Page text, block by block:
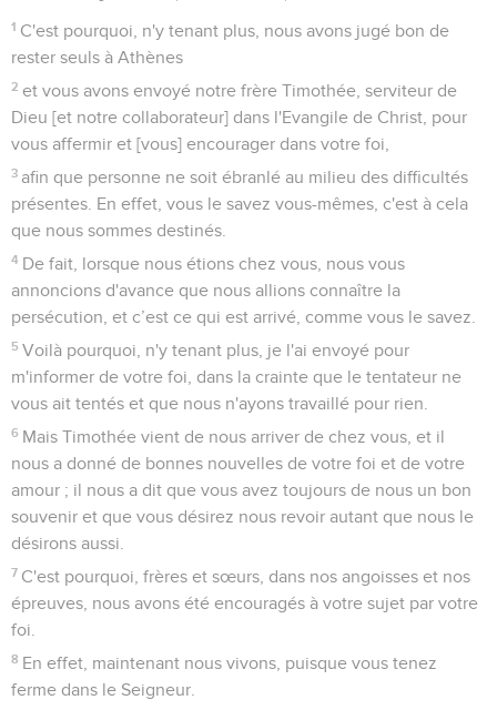
1 C'est pourquoi, n'y tenant plus, nous avons jugé bon de
rester seuls à Athènes
2 et vous avons envoyé notre frère Timothée, serviteur de
Dieu [et notre collaborateur] dans l'Evangile de Christ, pour
vous affermir et [vous] encourager dans votre foi,
3 afin que personne ne soit ébranlé au milieu des difficultés
présentes. En effet, vous le savez vous-mêmes, c'est à cela
que nous sommes destinés.
4 De fait, lorsque nous étions chez vous, nous vous
annoncions d'avance que nous allions connaître la
persécution, et c’est ce qui est arrivé, comme vous le savez.
5 Voilà pourquoi, n'y tenant plus, je l'ai envoyé pour
m'informer de votre foi, dans la crainte que le tentateur ne
vous ait tentés et que nous n'ayons travaillé pour rien.
6 Mais Timothée vient de nous arriver de chez vous, et il
nous a donné de bonnes nouvelles de votre foi et de votre
amour ; il nous a dit que vous avez toujours de nous un bon
souvenir et que vous désirez nous revoir autant que nous le
désirons aussi.
7 C'est pourquoi, frères et sœurs, dans nos angoisses et nos
épreuves, nous avons été encouragés à votre sujet par votre
foi.
8 En effet, maintenant nous vivons, puisque vous tenez
ferme dans le Seigneur.